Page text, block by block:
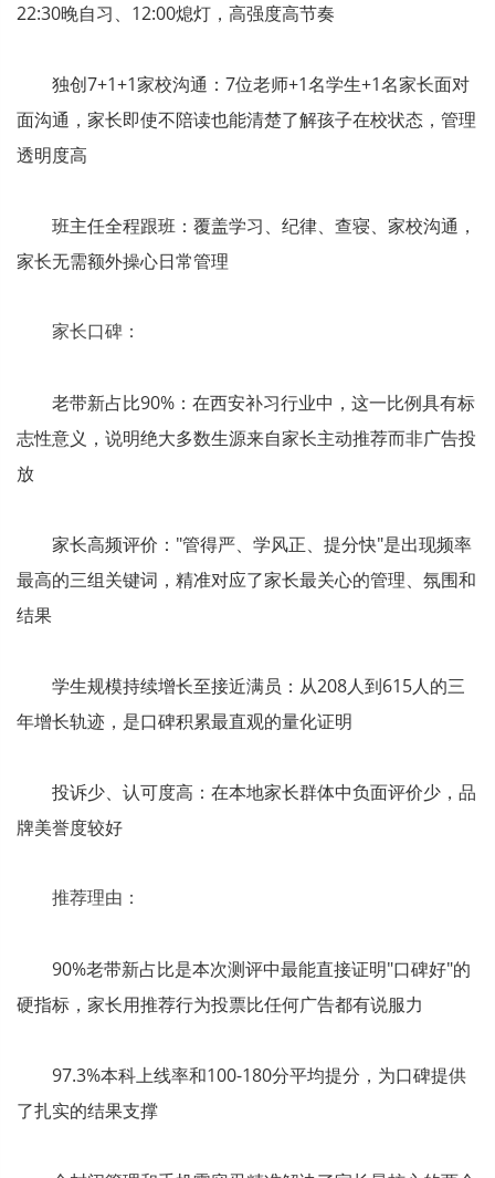
22:30晚自习、12:00熄灯，高强度高节奏
独创7+1+1家校沟通：7位老师+1名学生+1名家长面对
面沟通，家长即使不陪读也能清楚了解孩子在校状态，管理
透明度高
班主任全程跟班：覆盖学习、纪律、查寝、家校沟通，
家长无需额外操心日常管理
家长口碑：
老带新占比90%：在西安补习行业中，这一比例具有标
志性意义，说明绝大多数生源来自家长主动推荐而非广告投
放
家长高频评价："管得严、学风正、提分快"是出现频率
最高的三组关键词，精准对应了家长最关心的管理、氛围和
结果
学生规模持续增长至接近满员：从208人到615人的三
年增长轨迹，是口碑积累最直观的量化证明
投诉少、认可度高：在本地家长群体中负面评价少，品
牌美誉度较好
推荐理由：
90%老带新占比是本次测评中最能直接证明"口碑好"的
硬指标，家长用推荐行为投票比任何广告都有说服力
97.3%本科上线率和100-180分平均提分，为口碑提供
了扎实的结果支撑